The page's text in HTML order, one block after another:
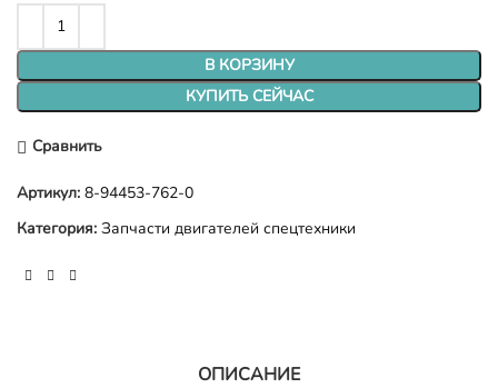
В КОРЗИНУ
КУПИТЬ СЕЙЧАС
Сравнить
Артикул: 8-94453-762-0
Категория: Запчасти двигателей спецтехники
ОПИСАНИЕ